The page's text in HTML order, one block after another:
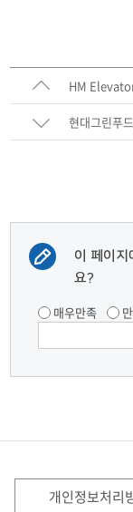
HM
현대그린푸
이 페이지
요?
매우만족
개인정보처리